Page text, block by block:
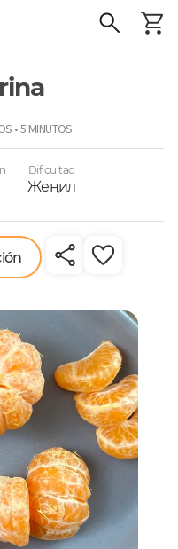
• 5 MINUTOS
Dificultad
Жеңил